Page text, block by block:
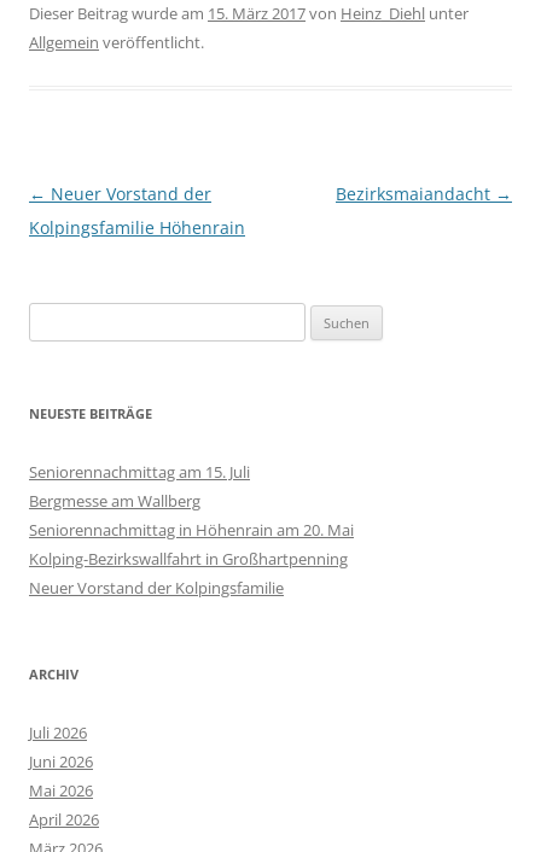
Dieser Beitrag wurde am 15. März 2017von Heinz_Diehl unter
Allgemein veröffentlicht.
Beitragsnavigation
← Neuer Vorstand der
Kolpingsfamilie Höhenrain
Bezirksmaiandacht →
nach:
NEUESTE BEITRÄGE
Seniorennachmittag am 15. Juli
Bergmesse am Wallberg
Seniorennachmittag in Höhenrain am 20. Mai
Kolping-Bezirkswallfahrt in Großhartpenning
Neuer Vorstand der Kolpingsfamilie
ARCHIV
Juli 2026
Juni 2026
Mai 2026
April 2026